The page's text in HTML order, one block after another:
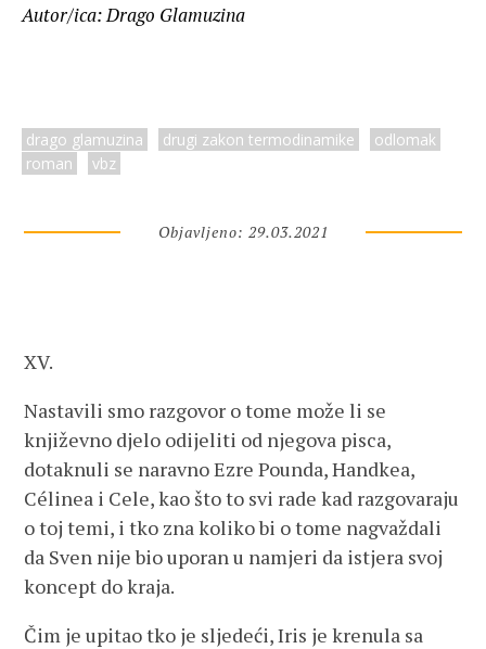
Autor/ica: Drago Glamuzina
drago glamuzina drugi zakon termodinamike
odlomak
roman
vbz
Objavljeno: 29.03.2021
XV.
Nastavili smo razgovor o tome može li se
književno djelo odijeliti od njegova pisca,
dotaknuli se naravno Ezre Pounda, Handkea,
Célinea i Cele, kao što to svi rade kad razgovaraju
o toj temi, i tko zna koliko bi o tome nagvaždali
da Sven nije bio uporan u namjeri da istjera svoj
koncept do kraja.
Čim je upitao tko je sljedeći, Iris je krenula sa